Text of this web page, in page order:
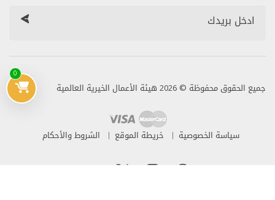
0
جميع الحقوق محفوظة © 2026 هيئة الأعمال الخيرية العالمية
سياسة الخصوصية خريطة الموقع الشروط والأحكام